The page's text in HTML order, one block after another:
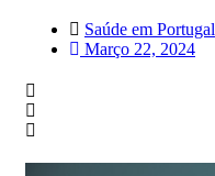
Saúde em Portugal
Março 22, 2024